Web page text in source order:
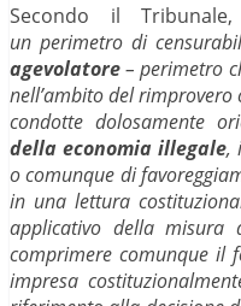
Secondo il
un perimetro di
agevolatore– perimetro
nell’ambito del
condotte dolosamente
della economia illegale,
o comunque di
in una lettura
applicativo della misura
comprimere comunque il
impresa